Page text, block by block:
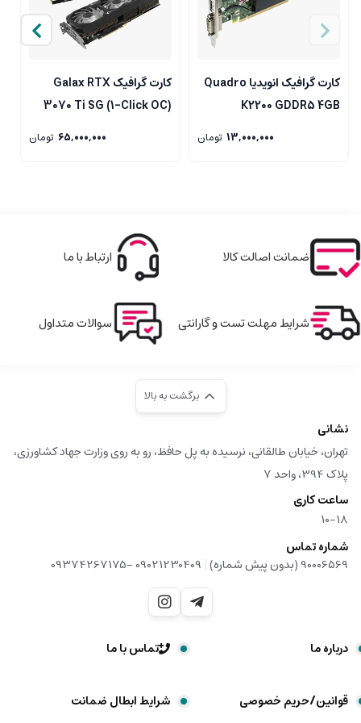
کارت گرافیک انویدیا Quadro
K2200 GDDR5 4GB
13,000,000 تومان
کارت گرافیک Galax RTX
3070 Ti SG (1-Click OC)
65,000,000 تومان
ضمانت اصالت کالا ارتباط با ما
شرایط مهلت تست و گارانتی سوالات متداول
برگشت به بالا
نشانی
تهران، خیابان طالقانی، نرسیده به پل حافظ، رو به روی وزارت جهاد کشاورزی،
پلاک 394، واحد 7
ساعت کاری
10-18
شماره تماس
90006569 (بدون پیش شماره)
|
09021230409 -09374267175
درباره ما تماس با ما
قوانین/حریم خصوصی شرایط ابطال ضمانت